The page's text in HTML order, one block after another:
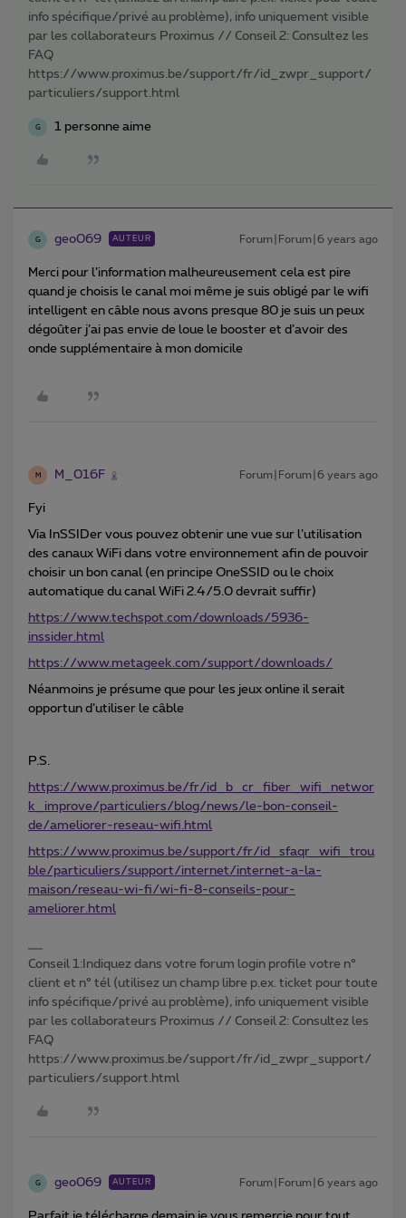
info spécifique/privé au problème), info uniquement visible
par les collaborateurs Proximus // Conseil 2: Consultez les
FAQ
https://www.proximus.be/support/fr/id_zwpr_support/
particuliers/support.html
G 1 personne aime
G geo069 AUTEUR Forum|Forum|6 years ago
Merci pour l’information malheureusement cela est pire
quand je choisis le canal moi même je suis obligé par le wifi
intelligent en câble nous avons presque 80 je suis un peux
dégoûter j’ai pas envie de loue le booster et d’avoir des
onde supplémentaire à mon domicile
M M_016F Forum|Forum|6 years ago
Fyi
Via InSSIDer vous pouvez obtenir une vue sur l’utilisation
des canaux WiFi dans votre environnement afin de pouvoir
choisir un bon canal (en principe OneSSID ou le choix
automatique du canal WiFi 2.4/5.0 devrait suffir)
https://www.techspot.com/downloads/5936-
inssider.html
https://www.metageek.com/support/downloads/
Néanmoins je présume que pour les jeux online il serait
opportun d’utiliser le câble
P.S.
https://www.proximus.be/fr/id_b_cr_fiber_wifi_networ
k_improve/particuliers/blog/news/le-bon-conseil-
de/ameliorer-reseau-wifi.html
https://www.proximus.be/support/fr/id_sfaqr_wifi_trou
ble/particuliers/support/internet/internet-a-la-
maison/reseau-wi-fi/wi-fi-8-conseils-pour-
ameliorer.html
Conseil 1:Indiquez dans votre forum login profile votre n°
client et n° tél (utilisez un champ libre p.ex. ticket pour toute
info spécifique/privé au problème), info uniquement visible
par les collaborateurs Proximus // Conseil 2: Consultez les
FAQ
https://www.proximus.be/support/fr/id_zwpr_support/
particuliers/support.html
G geo069 AUTEUR Forum|Forum|6 years ago